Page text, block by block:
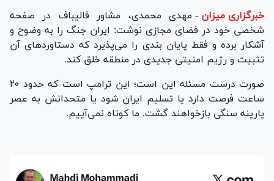
خبرگزاری میزان - مهدی محمدی، مشاور قالیباف در صفحه
شخصی خود در فضای مجازی نوشت: ایران جنگ را به وضوح و
آشکار برده و فقط پایان بندی را می‌پذیرد که دستاوردهای آن
تثبیت و رژیم امنیتی جدیدی در منطقه خلق کند.
صورت درست مسئله این است؛ این ترامپ است که حدود ۲۰
ساعت فرصت دارد یا تسلیم ایران شود یا متحدانش به عصر
پارینه سنگی بازخواهند گشت. ما کوتاه نمی‌آییم.